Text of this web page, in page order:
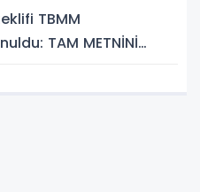
TBMM
TAM METNİNİ